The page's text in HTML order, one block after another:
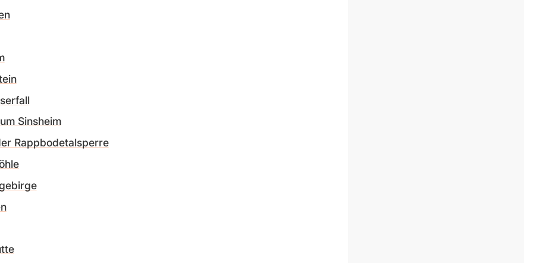
Sinsheim
Rappbodetalsperre